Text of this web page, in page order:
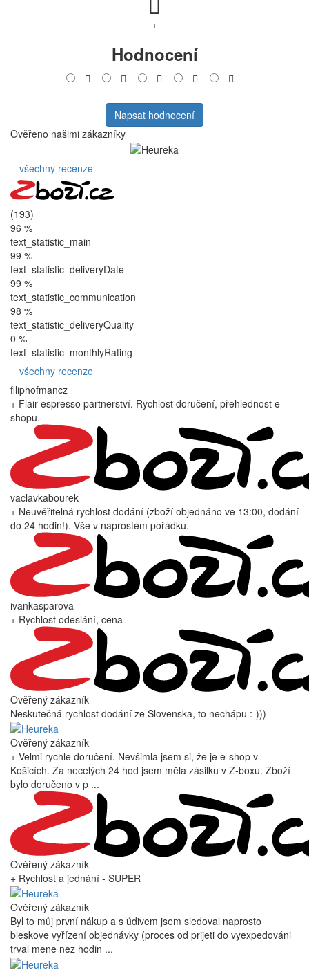
+
Hodnocení
Napsat hodnocení
Ověřeno našimi zákazníky
všechny recenze
(193)
96 %
text_statistic_main
99 %
text_statistic_deliveryDate
99 %
text_statistic_communication
98 %
text_statistic_deliveryQuality
0 %
text_statistic_monthlyRating
všechny recenze
filiphofmancz
+ Flair espresso partnerství. Rychlost doručení, přehlednost e-
shopu.
vaclavkabourek
+ Neuvěřitelná rychlost dodání (zboží objednáno ve 13:00, dodání
do 24 hodin!). Vše v naprostém pořádku.
ivankasparova
+ Rychlost odeslání, cena
Ověřený zákazník
Neskutečná rychlost dodání ze Slovenska, to nechápu :-)))
Ověřený zákazník
+ Velmi rychle doručení. Nevšimla jsem si, že je e-shop v
Košicích. Za necelých 24 hod jsem měla zásilku v Z-boxu. Zboží
bylo doručeno v p ...
Ověřený zákazník
+ Rychlost a jednání - SUPER
Ověřený zákazník
Byl to můj první nákup a s údivem jsem sledoval naprosto
bleskove vyřízení objednávky (proces od prijeti do vyexpedováni
trval mene nez hodin ...